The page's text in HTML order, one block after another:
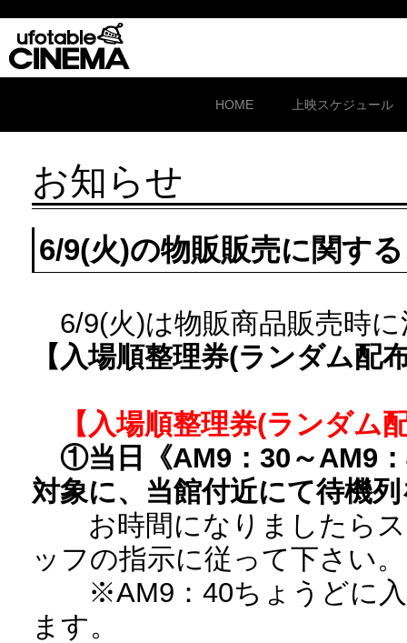
HOME 上映スケジュール
お知らせ
6/9(火)の物販販売に関す
6/9(火)は物販商品販売時
【入場順整理券(ランダム配
【入場順整理券(ランダム
①当日《AM9：30～AM9
対象に、当館付近にて待機
お時間になりましたらス
ッフの指示に従って下さい。
※AM9：40ちょうどに入
ます。